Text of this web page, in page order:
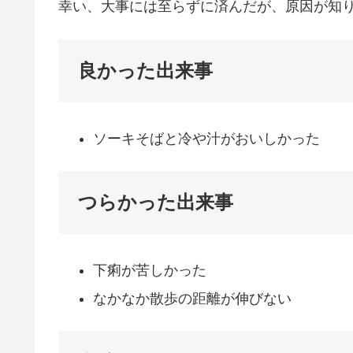
幸い、大事には至らずに済んだが、原因が知
良かった出来事
ソーキそばと冷や汁がおいしかった
つらかった出来事
下痢が苦しかった
なかなか散歩の距離が伸びない